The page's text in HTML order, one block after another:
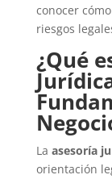
conocer
riesgos
¿Qué
La asesoría
orientación